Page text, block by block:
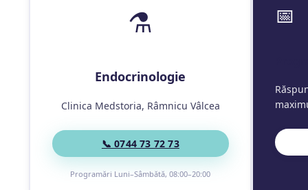
⚗️
Endocrinologie
Clinica Medstoria, Râmnicu Vâlcea
📞 0744 73 72 73
Programări Luni–Sâmbătă, 08:00–20:00
📅